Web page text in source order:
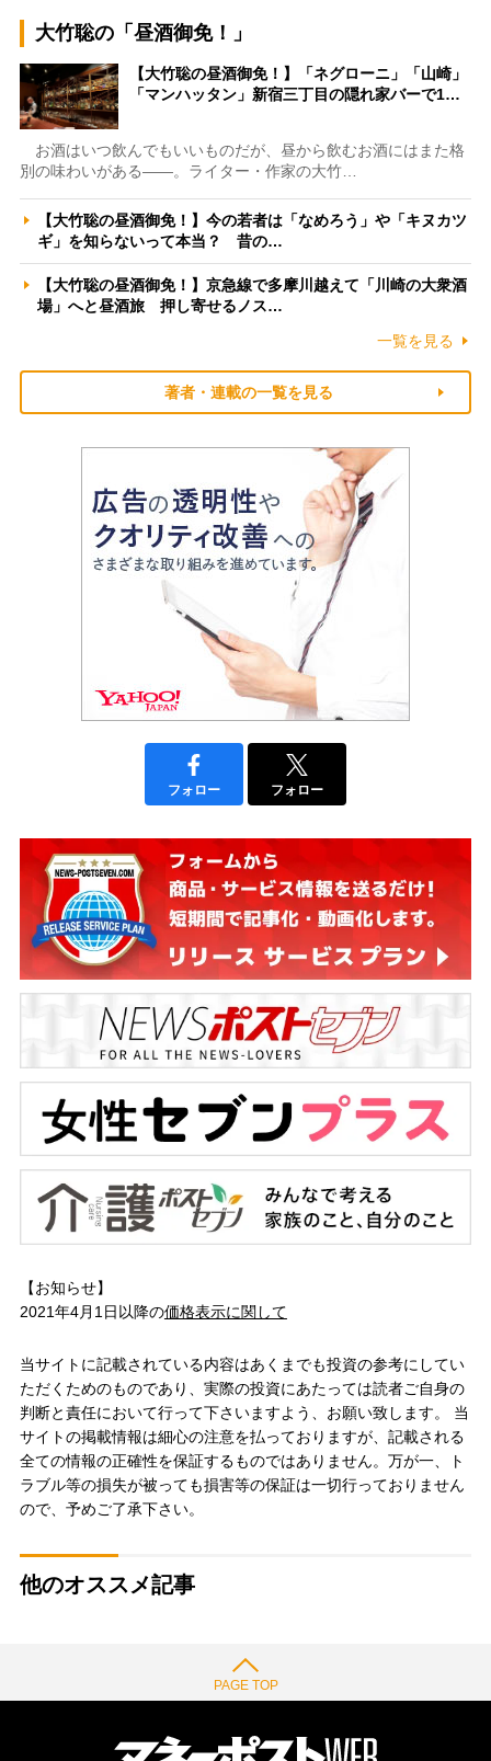
大竹聡の「昼酒御免！」
【大竹聡の昼酒御免！】「ネグローニ」「山崎」
「マンハッタン」新宿三丁目の隠れ家バーで1…
お酒はいつ飲んでもいいものだが、昼から飲むお酒にはまた格
別の味わいがある――。ライター・作家の大竹…
【大竹聡の昼酒御免！】今の若者は「なめろう」や「キヌカツ
ギ」を知らないって本当？ 昔の…
【大竹聡の昼酒御免！】京急線で多摩川越えて「川崎の大衆酒
場」へと昼酒旅 押し寄せるノス…
一覧を見る
著者・連載の一覧を見る
フォロー フォロー
【お知らせ】
2021年4月1日以降の価格表示に関して
当サイトに記載されている内容はあくまでも投資の参考にしてい
ただくためのものであり、実際の投資にあたっては読者ご自身の
判断と責任において行って下さいますよう、お願い致します。 当
サイトの掲載情報は細心の注意を払っておりますが、記載される
全ての情報の正確性を保証するものではありません。万が一、ト
ラブル等の損失が被っても損害等の保証は一切行っておりません
ので、予めご了承下さい。
他のオススメ記事
PAGE TOP